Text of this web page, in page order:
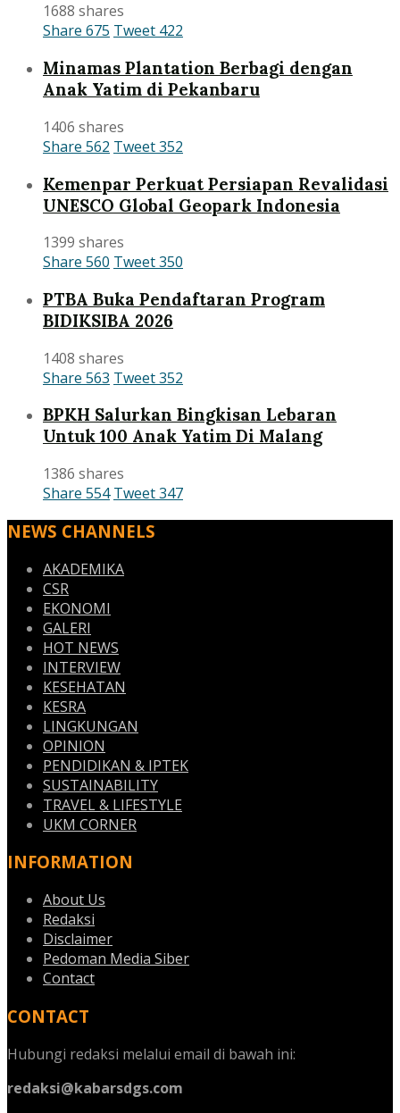
1688 shares
Share 675 Tweet 422
Minamas Plantation Berbagi dengan
Anak Yatim di Pekanbaru
1406 shares
Share 562 Tweet352
Kemenpar Perkuat Persiapan Revalidasi
UNESCO Global Geopark Indonesia
1399 shares
Share 560 Tweet350
PTBA Buka Pendaftaran Program
BIDIKSIBA 2026
1408 shares
Share 563 Tweet352
BPKH Salurkan Bingkisan Lebaran
Untuk 100 Anak Yatim Di Malang
1386 shares
Share 554 Tweet347
NEWS CHANNELS
AKADEMIKA
CSR
EKONOMI
GALERI
HOT NEWS
INTERVIEW
KESEHATAN
KESRA
LINGKUNGAN
OPINION
PENDIDIKAN & IPTEK
SUSTAINABILITY
TRAVEL & LIFESTYLE
UKM CORNER
INFORMATION
About Us
Redaksi
Disclaimer
Pedoman Media Siber
Contact
CONTACT
Hubungi redaksi melalui email di bawah ini:
redaksi@kabarsdgs.com